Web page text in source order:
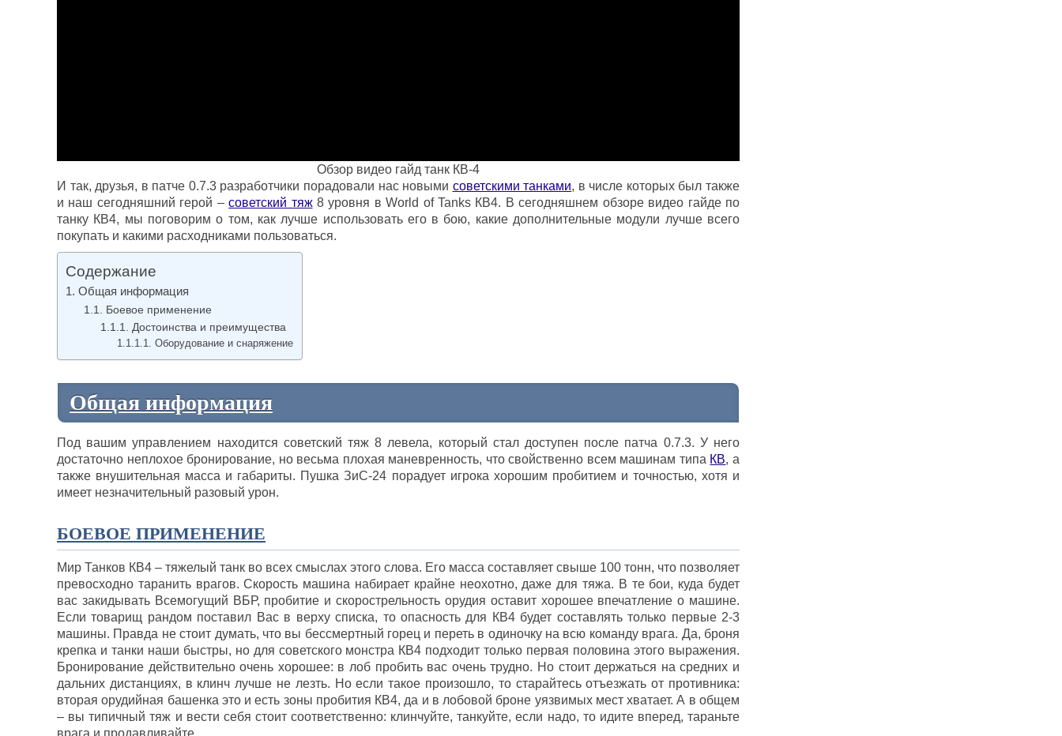
Обзор видео гайд танк КВ-4
И так, друзья, в патче 0.7.3 разработчики порадовали нас новыми советскими танками, в числе которых был также
и наш сегодняшний герой –советский тяж8 уровня в World of Tanks КВ4. В сегодняшнем обзоре видео гайде по
танку КВ4, мы поговорим о том, как лучше использовать его в бою, какие дополнительные модули лучше всего
покупать и какими расходниками пользоваться.
Содержание
Общая информация
Боевое применение
Достоинства и преимущества
Оборудование и снаряжение
Общая информация
Под вашим управлением находится советский тяж 8 левела, который стал доступен после патча 0.7.3. У него
достаточно неплохое бронирование, но весьма плохая маневренность, что свойственно всем машинам типа КВ, а
также внушительная масса и габариты. Пушка ЗиС-24 порадует игрока хорошим пробитием и точностью, хотя и
имеет незначительный разовый урон.
БОЕВОЕ ПРИМЕНЕНИЕ
Мир Танков КВ4 – тяжелый танк во всех смыслах этого слова. Его масса составляет свыше 100 тонн, что позволяет
превосходно таранить врагов. Скорость машина набирает крайне неохотно, даже для тяжа. В те бои, куда будет
вас закидывать Всемогущий ВБР, пробитие и скорострельность орудия оставит хорошее впечатление о машине.
Если товарищ рандом поставил Вас в верху списка, то опасность для КВ4 будет составлять только первые 2-3
машины. Правда не стоит думать, что вы бессмертный горец и переть в одиночку на всю команду врага. Да, броня
крепка и танки наши быстры, но для советского монстра КВ4 подходит только первая половина этого выражения.
Бронирование действительно очень хорошее: в лоб пробить вас очень трудно. Но стоит держаться на средних и
дальних дистанциях, в клинч лучше не лезть. Но если такое произошло, то старайтесь отъезжать от противника:
вторая орудийная башенка это и есть зоны пробития КВ4, да и в лобовой броне уязвимых мест хватает. А в общем
– вы типичный тяж и вести себя стоит соответственно: клинчуйте, танкуйте, если надо, то идите вперед, тараньте
врага и продавливайте.